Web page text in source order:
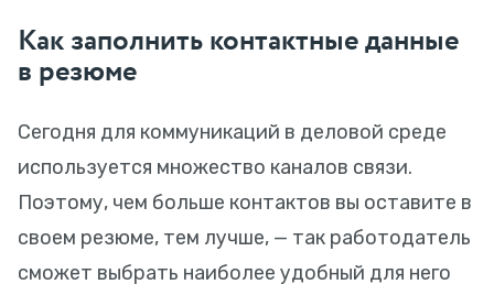
Как заполнить контактные данные
в резюме
Сегодня для коммуникаций в деловой среде
используется множество каналов связи.
Поэтому, чем больше контактов вы оставите в
своем резюме, тем лучше, — так работодатель
сможет выбрать наиболее удобный для него